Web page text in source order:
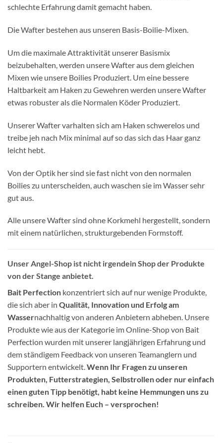
schlechte Erfahrung damit gemacht haben.
Die Wafter bestehen aus unseren Basis-Boilie-Mixen.
Um die maximale Attraktivität unserer Basismix
beizubehalten, werden unsere Wafter aus dem gleichen
Mixen wie unsere Boilies Produziert. Um eine bessere
Haltbarkeit am Haken zu Gewehren werden unsere Wafter
etwas robuster als die Normalen Köder Produziert.
Unserer Wafter varhalten sich am Haken schwerelos und
treibe jeh nach Mix minimal auf so das sich das Haar ganz
leicht hebt.
Von der Optik her sind sie fast nicht von den normalen
Boilies zu unterscheiden, auch waschen sie im Wasser sehr
gut aus.
Alle unsere Wafter sind ohne Korkmehl hergestellt, sondern
mit einem natürlichen, strukturgebenden Formstoff.
Unser Angel-Shop ist nicht irgendein Shop der Produkte
von der Stange anbietet.
Bait Perfection konzentriert sich auf nur wenige Produkte,
die sich aber in Qualität, Innovation und Erfolg am
Wassernachhaltig von anderen Anbietern abheben. Unsere
Produkte wie aus der Kategorie im Online-Shop von Bait
Perfection wurden mit unserer langjährigen Erfahrung und
dem ständigem Feedback von unseren Teamanglern und
Supportern entwickelt.Wenn Ihr Fragen zu unseren
Produkten, Futterstrategien, Selbstrollen oder nur einfach
einen guten Tipp benötigt, habt keine Hemmungen uns zu
schreiben. Wir helfen Euch – versprochen!